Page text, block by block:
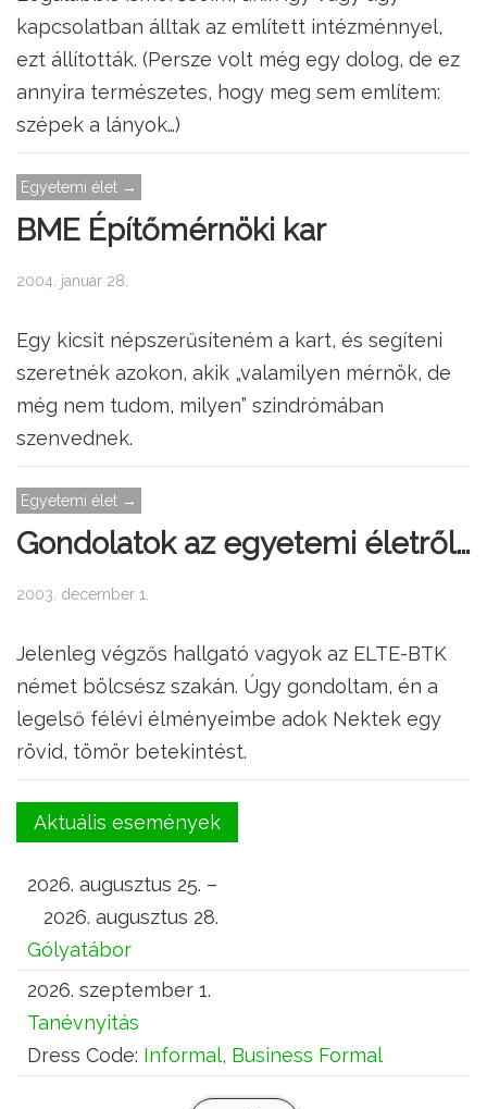
kapcsolatban álltak az említett intézménnyel,
ezt állították. (Persze volt még egy dolog, de ez
annyira természetes, hogy meg sem említem:
szépek a lányok…)
Egyetemi élet →
BME Építőmérnöki kar
2004. január 28.
Egy kicsit népszerűsíteném a kart, és segíteni
szeretnék azokon, akik „valamilyen mérnök, de
még nem tudom, milyen” szindrómában
szenvednek.
Egyetemi élet →
Gondolatok az egyetemi életről…
2003. december 1.
Jelenleg végzős hallgató vagyok az ELTE-BTK
német bölcsész szakán. Úgy gondoltam, én a
legelső félévi élményeimbe adok Nektek egy
rövid, tömör betekintést.
Aktuális események
2026. augusztus 25. –
2026. augusztus 28.
Gólyatábor
2026. szeptember 1.
Tanévnyitás
Dress Code: Informal, Business Formal